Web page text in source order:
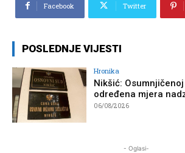
Facebook Twitter
POSLEDNJE VIJESTI
Hronika
Nikšić:
određena mjera
06/08/2026
- Oglasi-